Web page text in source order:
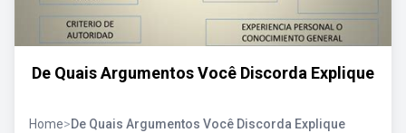
De Quais Argumentos Você Discorda Explique
Home>De Quais Argumentos Você Discorda Explique